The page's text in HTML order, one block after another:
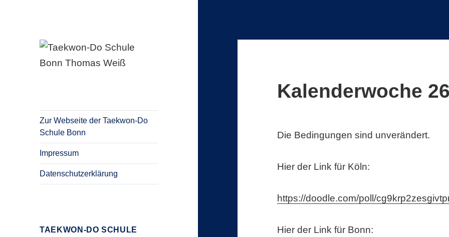
Thomas Weiß
Zur Webseite der Taekwon-Do
Schule Bonn
Impressum
Datenschutzerklärung
TAEKWON-DO SCHULE
Kalenderwoche
Die Bedingungen sind unverändert.
Hier der Link für Köln:
https://doodle.com/poll/
Hier der Link für Bonn: